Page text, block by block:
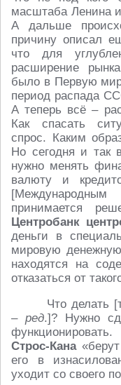
масштаба Ленина
А дальше
причину описал
что для
расширение
было в Первую
период распада
А теперь всё –
Как спасать
спрос. Каким
Но сегодня и так
нужно менять
валюту и
принимается
Центробанк
деньги в
мировую
находятся на
отказаться от
Что делать
–ред.]? Нужно
Строс-Кана«берут
его в
уходит со своего